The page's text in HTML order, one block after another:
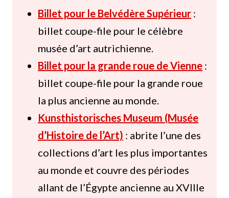
Billet pour le Belvédère Supérieur :
billet coupe-file pour le célèbre
musée d’art autrichienne.
Billet pour la grande roue de Vienne :
billet coupe-file pour la grande roue
la plus ancienne au monde.
Kunsthistorisches Museum (Musée
d’Histoire de l’Art) : abrite l’une des
collections d’art les plus importantes
au monde et couvre des périodes
allant de l’Égypte ancienne au XVIIIe